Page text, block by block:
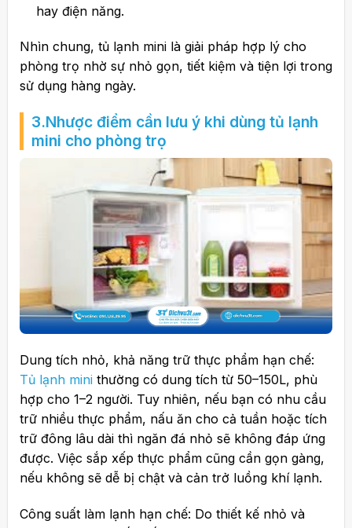
hay điện năng.
Nhìn chung, tủ lạnh mini là giải pháp hợp lý cho
phòng trọ nhờ sự nhỏ gọn, tiết kiệm và tiện lợi trong
sử dụng hàng ngày.
3.Nhược điểm cần lưu ý khi dùng tủ lạnh
mini cho phòng trọ
Dung tích nhỏ, khả năng trữ thực phẩm hạn chế:
Tủ lạnh minithường có dung tích từ 50–150L, phù
hợp cho 1–2 người. Tuy nhiên, nếu bạn có nhu cầu
trữ nhiều thực phẩm, nấu ăn cho cả tuần hoặc tích
trữ đông lâu dài thì ngăn đá nhỏ sẽ không đáp ứng
được. Việc sắp xếp thực phẩm cũng cần gọn gàng,
nếu không sẽ dễ bị chật và cản trở luồng khí lạnh.
Công suất làm lạnh hạn chế: Do thiết kế nhỏ và